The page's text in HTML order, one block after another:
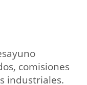
comisiones
industriales.